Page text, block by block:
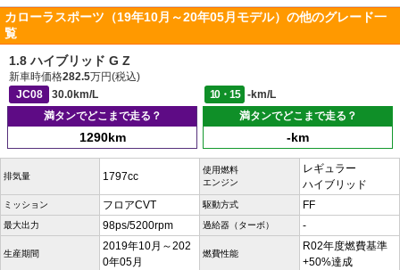
カローラスポーツ（19年10月～20年05月モデル）の他のグレード一
覧
1.8 ハイブリッド G Z
新車時価格282.5万円(税込)
JC08
30.0km/L 10・15
-km/L
満タンでどこまで走る？
1290km
満タンでどこまで走る？
-km
排気量 1797cc
使用燃料
エンジン
レギュラー
ハイブリッド
ミッション フロアCVT 駆動方式 FF
最大出力 98ps/5200rpm 過給器（ターボ） -
生産期間
2019年10月～202
0年05月
燃費性能
R02年度燃費基準
+50%達成